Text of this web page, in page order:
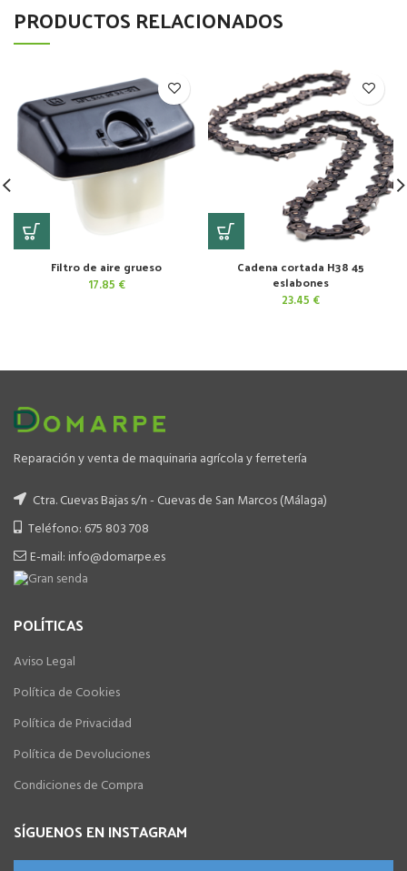
PRODUCTOS RELACIONADOS
Filtro de aire grueso
17.85 €
Cadena cortada H38 45
eslabones
23.45 €
Reparación y venta de maquinaria agrícola y ferretería
Ctra. Cuevas Bajas s/n - Cuevas de San Marcos (Málaga)
Teléfono: 675 803 708
E-mail: info@domarpe.es
POLÍTICAS
Aviso Legal
Política de Cookies
Política de Privacidad
Política de Devoluciones
Condiciones de Compra
SÍGUENOS EN INSTAGRAM